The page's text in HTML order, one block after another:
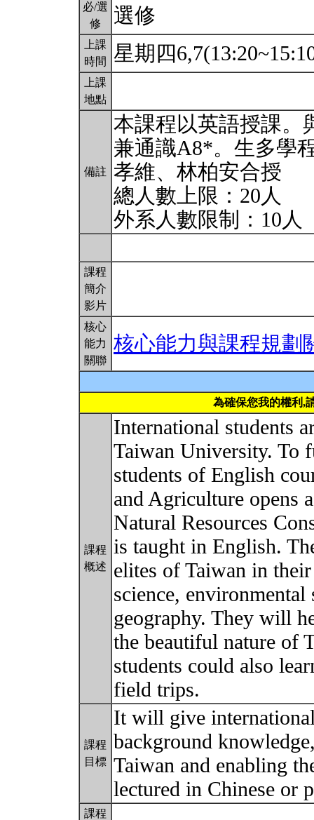
必/選
修
選修
上課
時間
星期四
上課
地點
備註
本課程以英語授課。
兼通識A8*。生多學
孝維、林柏安合授
總人數上限：20人
外系人數限制：10人
課程
簡介
影片
核心
能力
關聯
核心能力與課程規劃
為確保您我的權利,
課程
概述
International students
Taiwan University. To
students of English
and Agriculture opens
Natural Resources
is taught in English.
elites of Taiwan in
science,
geography. They will
the beautiful nature of
students could also
field trips.
課程
目標
It will give
background
Taiwan and enabling
lectured in Chinese or
課程